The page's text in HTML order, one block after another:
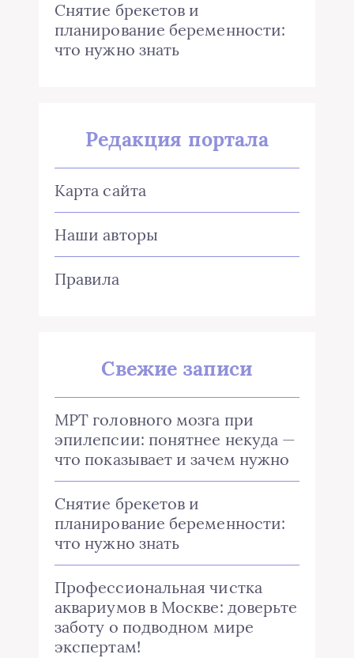
Снятие брекетов и
планирование беременности:
что нужно знать
Редакция портала
Карта сайта
Наши авторы
Правила
Свежие записи
МРТ головного мозга при
эпилепсии: понятнее некуда —
что показывает и зачем нужно
Снятие брекетов и
планирование беременности:
что нужно знать
Профессиональная чистка
аквариумов в Москве: доверьте
заботу о подводном мире
экспертам!